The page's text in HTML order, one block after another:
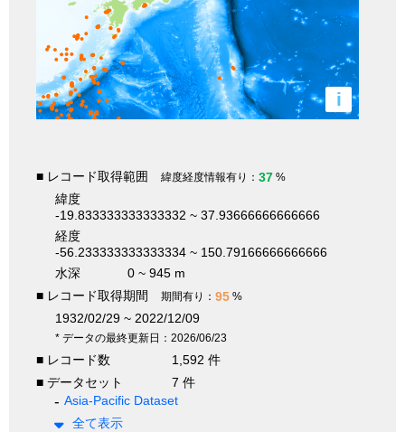
i
■ レコード取得範囲 緯度経度情報有り： 37 %
緯度
-19.833333333333332 ~ 37.93666666666666
経度
-56.233333333333334 ~ 150.79166666666666
水深
0 ~ 945 m
■ レコード取得期間
期間有り： 95 %
1932/02/29 ~ 2022/12/09
* データの最終更新日：2026/06/23
■ レコード数
1,592 件
■ データセット
7 件
Asia-Pacific Dataset
全て表示